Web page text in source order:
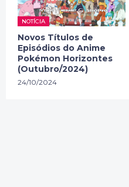
NOTÍCIA
Novos Títulos de
Episódios do Anime
Pokémon Horizontes
(Outubro/2024)
24/10/2024